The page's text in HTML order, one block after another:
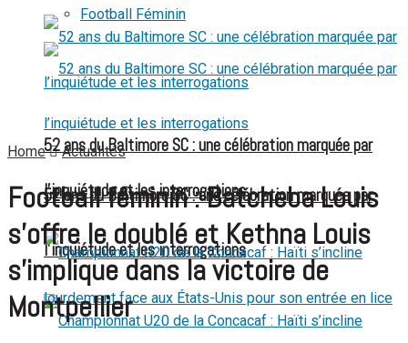
Football Féminin
52 ans du Baltimore SC : une célébration marquée par
l’inquiétude et les interrogations
52 ans du Baltimore SC : une célébration marquée par
l’inquiétude et les interrogations
Home Actualités
Football féminin : Batcheba Louis
s’offre le doublé et Kethna Louis
s’implique dans la victoire de
Montpellier